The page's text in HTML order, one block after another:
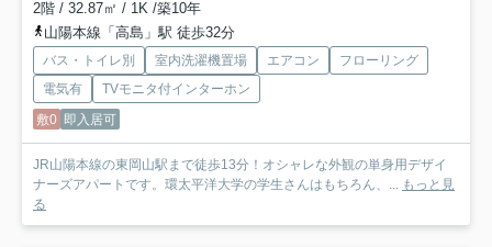
2階 / 32.87㎡ / 1K /築10年
山陽本線「高島」駅 徒歩32分
バス・トイレ別 室内洗濯機置場 エアコン
フローリング
電気有
TVモニタ付インターホン
敷0 即入居可
JR山陽本線の東岡山駅まで徒歩13分！オシャレな外観の単身用デザイ
ナーズアパートです。環太平洋大学の学生さんはもちろん、...
もっと見
る